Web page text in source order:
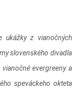
ukážky z vianočných
slovenského divadla
vianočné evergreeny a
speváckeho okteta